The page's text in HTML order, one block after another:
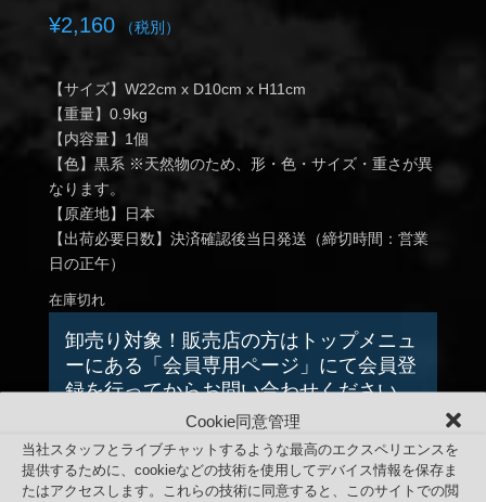
Cookie同意管理
当社スタッフとライブチャットするような最高のエクスペリエンスを
提供するために、cookieなどの技術を使用してデバイス情報を保存ま
たはアクセスします。これらの技術に同意すると、このサイトでの閲
¥2,160 （税別）
【サイズ】W22cm x D10cm x H11cm
【重量】0.9kg
【内容量】1個
【色】黒系 ※天然物のため、形・色・サイズ・重さが異
なります。
【原産地】日本
【出荷必要日数】決済確認後当日発送（締切時間：営業
日の正午）
在庫切れ
卸売り対象！販売店の方はトップメニュ
ーにある「会員専用ページ」にて会員登
録を行ってからお問い合わせください。